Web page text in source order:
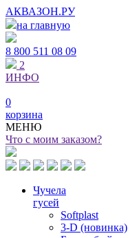
АКВАЗОН.РУ
на главную
8 800 511 08 09
2
ИНФО
0
корзина
МЕНЮ
Что с моим заказом?
Чучела
гусей
Softplast
3-D (новинка)